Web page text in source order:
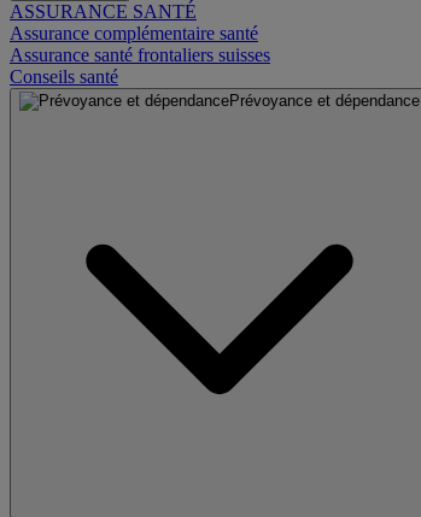
ASSURANCE SANTÉ
Assurance complémentaire santé
Assurance santé frontaliers suisses
Conseils santé
Prévoyance et dépendance